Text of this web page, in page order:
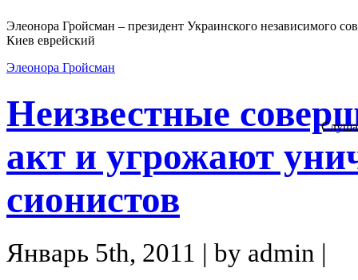
Элеонора Гройсман – президент Украинского независимого
Киев еврейский
Элеонора Гройсман
Неизвестные
акт и угрожают
сионистов
Январь 5th, 2011 | by admin |